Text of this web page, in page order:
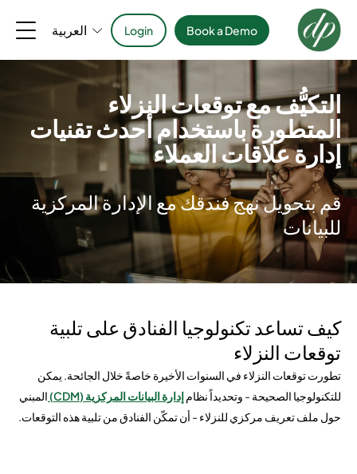
Book a Demo
Login العربية
التكيُّف مع توقعات النزلاء
المتطورة باستخدام أحدث تقنيات
إدارة علاقات العملاء
قم بتحويل نهج فندقك مع الإدارة المركزية
للبيانات
كيف تساعد تكنولوجيا الفنادق على تلبية
توقعات النزلاء
تطورت توقعات النزلاء في السنوات الأخيرة خاصةً خلال الجائحة. يمكن
للتكنولوجيا الصحيحة - وتحديداً نظامإدارة البيانات المركزية (CDM)
المبني
حول ملف تعريف مركزي للنزلاء - أن تمكّن الفنادق من تلبية هذه التوقعات.